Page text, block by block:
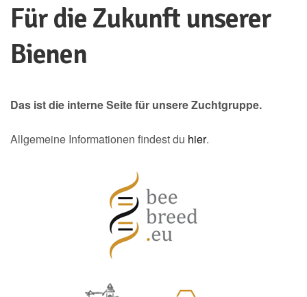
Für die Zukunft unserer
Bienen
Das ist die interne Seite für unsere Zuchtgruppe.
Allgemeine Informationen findest du hier.